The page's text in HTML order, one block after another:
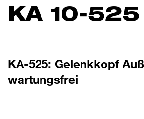
KA 10-525
KA-525: Gelenkkopf
wartungsfrei